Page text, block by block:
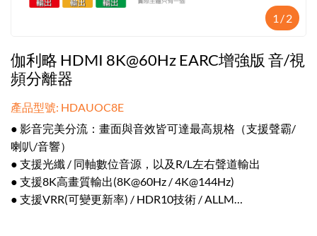
1 /2
伽利略 HDMI 8K@60Hz EARC增強版 音/視
頻分離器
產品型號: HDAUOC8E
● 影音完美分流：畫面與音效皆可達最高規格（支援聲霸/
喇叭/音響）
● 支援光纖 / 同軸數位音源，以及R/L左右聲道輸出
● 支援8K高畫質輸出(8K@60Hz / 4K@144Hz)
● 支援VRR(可變更新率) / HDR10技術 / ALLM